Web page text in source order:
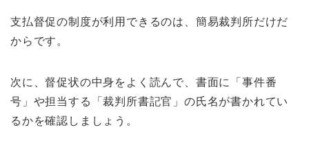
支払督促の制度が利用できるのは、簡易裁判所だけだ
からです。
次に、督促状の中身をよく読んで、書面に「事件番
号」や担当する「裁判所書記官」の氏名が書かれてい
るかを確認しましょう。